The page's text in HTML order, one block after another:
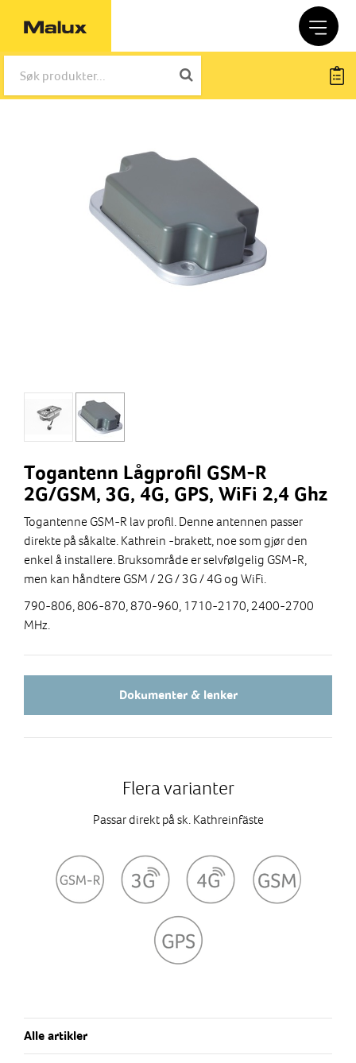
Togantenn Lågprofil GSM-R
2G/GSM, 3G, 4G, GPS, WiFi 2,4 Ghz
Togantenne GSM-R lav profil. Denne antennen passer
direkte på såkalte. Kathrein -brakett, noe som gjør den
enkel å installere. Bruksområde er selvfølgelig GSM-R,
men kan håndtere GSM / 2G / 3G / 4G og WiFi.
790-806, 806-870, 870-960, 1710-2170, 2400-2700
MHz.
Dokumenter & lenker
Flera varianter
Passar direkt på sk. Kathreinfäste
Alle artikler